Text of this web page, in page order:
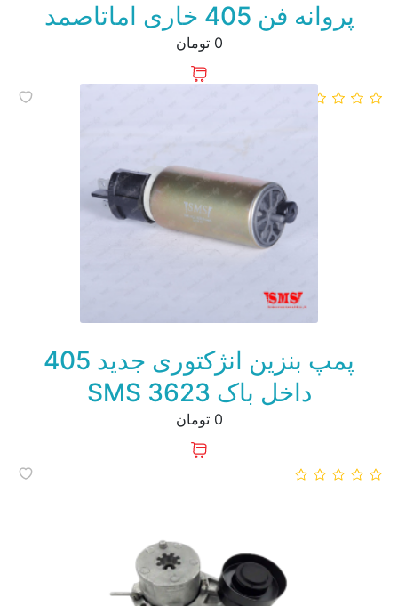
پروانه فن 405 خاری اماتاصمد
0 تومان
پمپ بنزین انژکتوری جدید 405
داخل باک SMS 3623
0 تومان